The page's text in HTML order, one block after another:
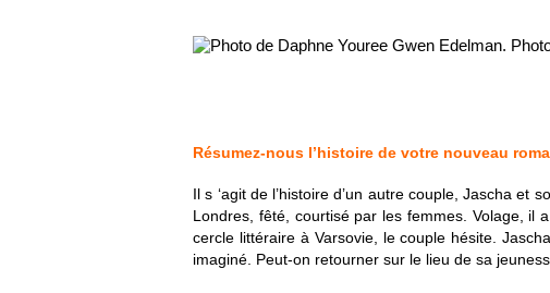
Gwen Edelman.
Résumez-nous l’histoire de votre nouveau
Il s ‘agit de l’histoire d’un autre couple, Jascha
Londres, fêté, courtisé par les femmes. Volage, il
cercle littéraire à Varsovie, le couple hésite.
imaginé. Peut-on retourner sur le lieu de sa